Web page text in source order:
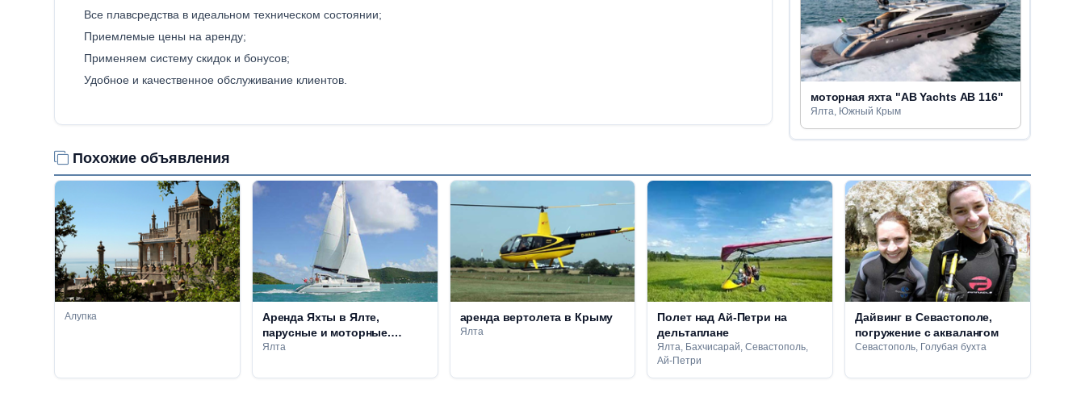
Все плавсредства в идеальном техническом состоянии;
Приемлемые цены на аренду;
Применяем систему скидок и бонусов;
Удобное и качественное обслуживание клиентов.
моторная яхта "AB Yachts AB 116"
Ялта, Южный Крым
Похожие объявления
Алупка
Аренда Яхты в Ялте,
парусные и моторные.
Прогулки по ЮБК
Ялта
аренда вертолета в Крыму
Ялта
Полет над Ай-Петри на
дельтаплане
Ялта, Бахчисарай, Севастополь,
Ай-Петри
Дайвинг в Севастополе,
погружение с аквалангом
Севастополь, Голубая бухта